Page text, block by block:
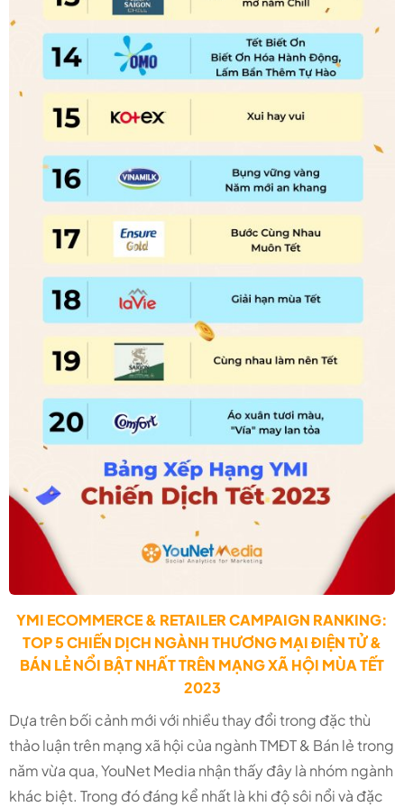
YMI ECOMMERCE & RETAILER CAMPAIGN RANKING:
TOP 5 CHIẾN DỊCH NGÀNH THƯƠNG MẠI ĐIỆN TỬ &
BÁN LẺ NỔI BẬT NHẤT TRÊN MẠNG XÃ HỘI MÙA TẾT
2023
Dựa trên bối cảnh mới với nhiều thay đổi trong đặc thù
thảo luận trên mạng xã hội của ngành TMĐT & Bán lẻ trong
năm vừa qua, YouNet Media nhận thấy đây là nhóm ngành
khác biệt. Trong đó đáng kể nhất là khi độ sôi nổi và đặc